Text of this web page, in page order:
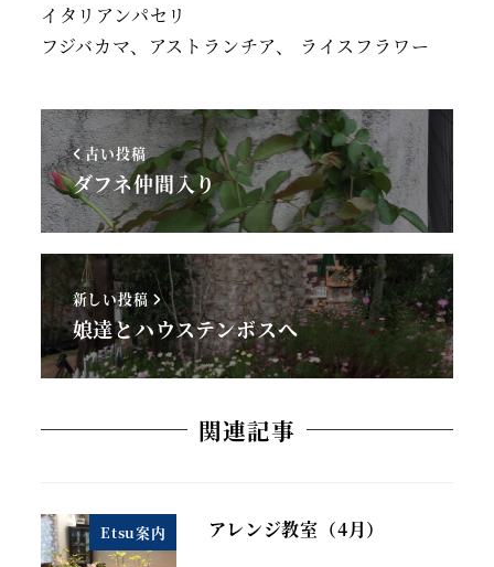
イタリアンパセリ
フジバカマ、アストランチア、 ライスフラワー
古い投稿
ダフネ仲間入り
新しい投稿
娘達とハウステンボスへ
関連記事
Etsu案内 アレンジ教室（4月）